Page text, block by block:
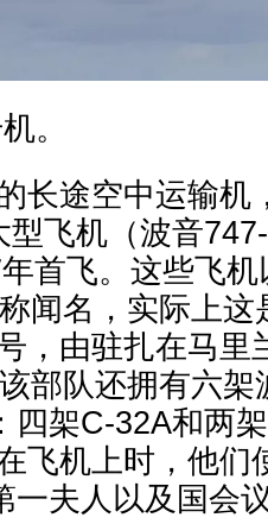
。
长途空中运输机
飞机（波音
首飞。这些飞机
闻名，实际上
，由驻扎在马里
部队还拥有六
四架C-32A和两
飞机上时，他们
一夫人以及国会